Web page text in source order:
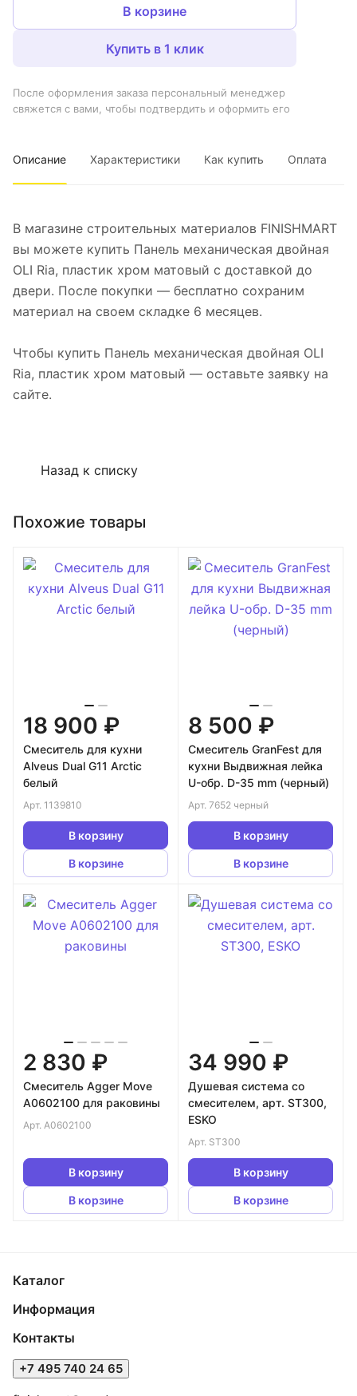
В корзине
Купить в 1 клик
После оформления заказа персональный менеджер
свяжется с вами, чтобы подтвердить и оформить его
Описание Характеристики Как купить Оплата
В магазине строительных материалов FINISHMART
вы можете купить Панель механическая двойная
OLI Ria, пластик хром матовый с доставкой до
двери. После покупки — бесплатно сохраним
материал на своем складке 6 месяцев.
Чтобы купить Панель механическая двойная OLI
Ria, пластик хром матовый — оставьте заявку на
сайте.
Назад к списку
Похожие товары
18 900 ₽
Смеситель для кухни
Alveus Dual G11 Arctic
белый
Арт. 1139810
В корзину
В корзине
8 500 ₽
Смеситель GranFest для
кухни Выдвижная лейка
U-обр. D-35 mm (черный)
Арт. 7652 черный
В корзину
В корзине
2 830 ₽
Смеситель Agger Move
A0602100 для раковины
Арт. A0602100
В корзину
В корзине
34 990 ₽
Душевая система со
смесителем, арт. ST300,
ESKO
Арт. ST300
В корзину
В корзине
Каталог
Информация
Контакты
+7 495 740 24 65